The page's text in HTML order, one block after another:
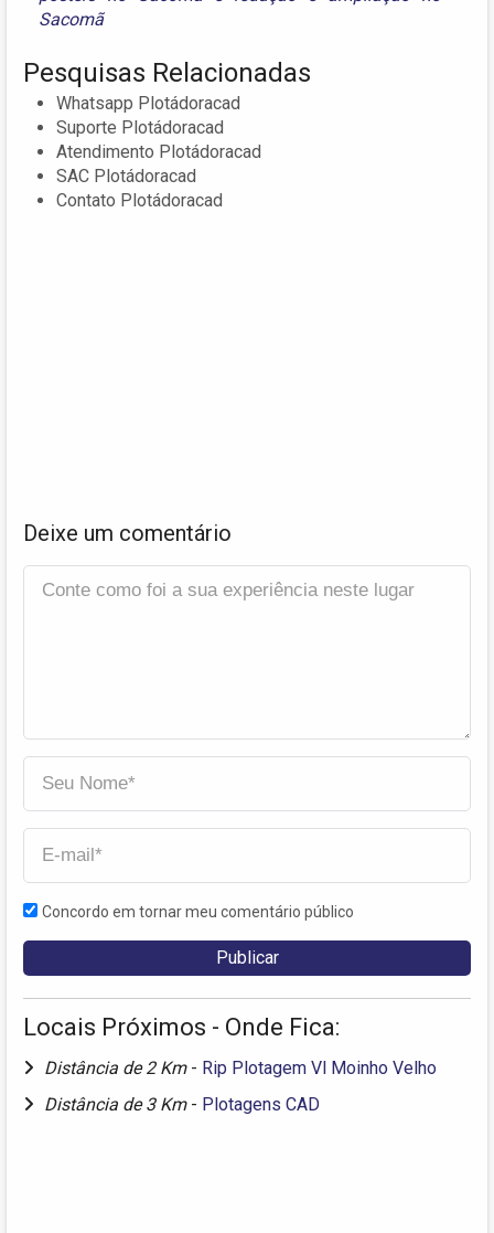
Sacomã
Pesquisas Relacionadas
Whatsapp Plotádoracad
Suporte Plotádoracad
Atendimento Plotádoracad
SAC Plotádoracad
Contato Plotádoracad
Deixe um comentário
Concordo em tornar meu comentário público
Locais Próximos - Onde Fica:
Distância de 2 Km - Rip Plotagem Vl Moinho Velho
Distância de 3 Km - Plotagens CAD